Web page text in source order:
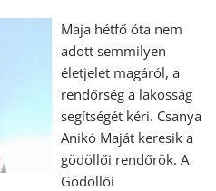
Maja hétfő óta nem
adott semmilyen
életjelet magáról, a
rendőrség a lakosság
segítségét kéri. Csanya
Anikó Maját keresik a
gödöllői rendőrök. A
Gödöllői